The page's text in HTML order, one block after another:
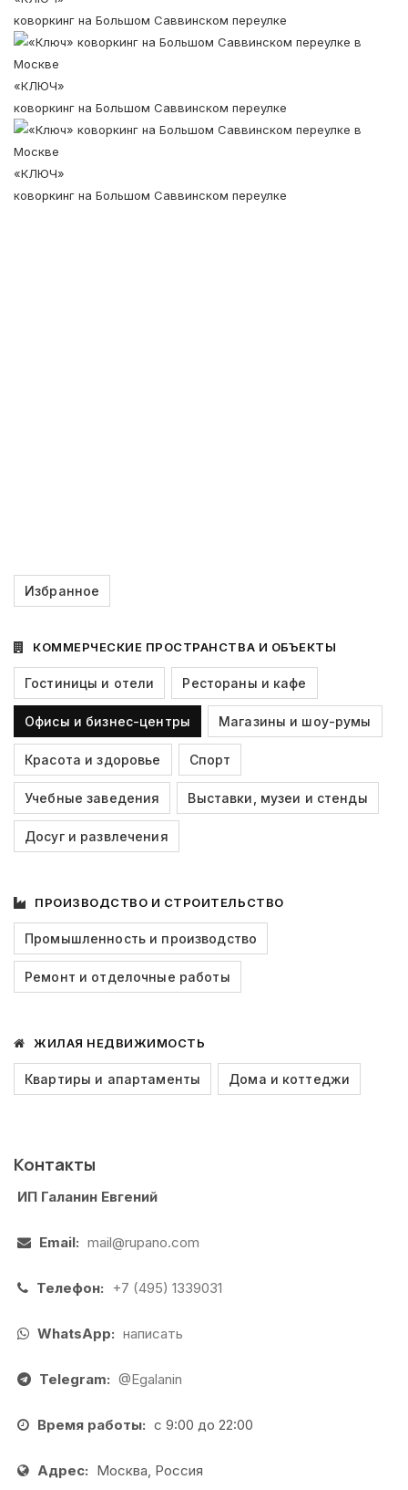
коворкинг на Большом Саввинском переулке
«КЛЮЧ»
коворкинг на Большом Саввинском переулке
«КЛЮЧ»
коворкинг на Большом Саввинском переулке
Избранное
КОММЕРЧЕСКИЕ ПРОСТРАНСТВА И ОБЪЕКТЫ
Гостиницы и отели Рестораны и кафе
Офисы и бизнес-центры Магазины и шоу-румы
Красота и здоровье Спорт
Учебные заведения Выставки, музеи и стенды
Досуг и развлечения
ПРОИЗВОДСТВО И СТРОИТЕЛЬСТВО
Промышленность и производство
Ремонт и отделочные работы
ЖИЛАЯ НЕДВИЖИМОСТЬ
Квартиры и апартаменты Дома и коттеджи
Контакты
ИП Галанин Евгений
Email: mail@rupano.com
Телефон: +7 (495) 1339031
WhatsApp: написать
Telegram: @Egalanin
Время работы: с 9:00 до 22:00
Адрес: Москва, Россия